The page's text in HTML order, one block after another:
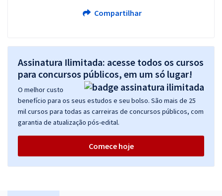
Compartilhar
Assinatura Ilimitada: acesse todos os cursos
para concursos públicos, em um só lugar!
O melhor custo
benefício para os seus estudos e seu bolso. São mais de 25
mil cursos para todas as carreiras de concursos públicos, com
garantia de atualização pós-edital.
Comece hoje